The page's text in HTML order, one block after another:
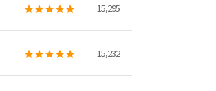
15,295
15,232